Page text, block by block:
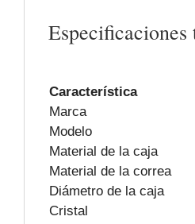
Especificaciones
Característica
Marca
Modelo
Material de la caja
Material de la correa
Diámetro de la caja
Cristal